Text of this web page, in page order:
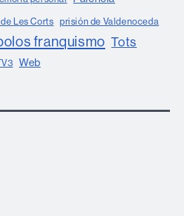
Les Corts prisión de Valdenoceda
franquismo Tots
Web